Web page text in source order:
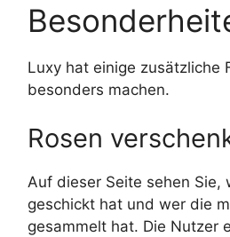
Luxy hat einige zusätzliche
besonders machen.
Rosen
Auf dieser Seite sehen Sie,
geschickt hat und wer die
gesammelt hat. Die Nutzer